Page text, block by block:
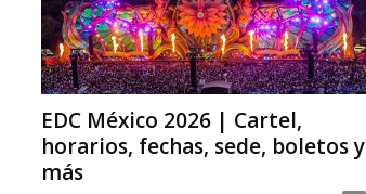
EDC México 2026 | Cartel,
horarios, fechas, sede, boletos y
más